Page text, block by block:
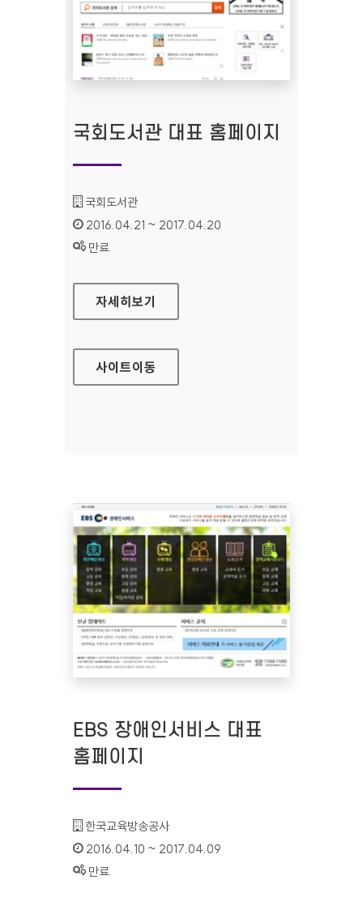
국회도서관 대표 홈페이지
기관명 :
국회도서관
인증기간 :
2016.04.21 ~ 2017.04.20
상태 :
만료
국회도서관 대표 홈페이지
자세히보기
사이트이동
EBS 장애인서비스 대표
홈페이지
기관명 :
한국교육방송공사
인증기간 :
2016.04.10 ~ 2017.04.09
상태 :
만료